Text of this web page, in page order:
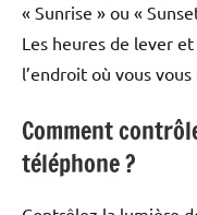
« Sunrise » ou «
Les heures de lever
l’endroit où vous
Comment
téléphone ?